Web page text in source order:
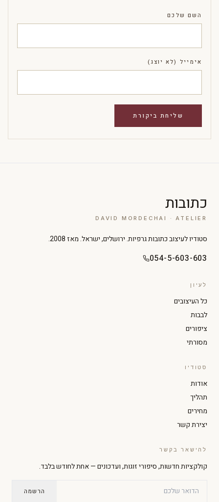
השם שלכם
אימייל (לא יוצג)
כתובות
DAVID MORDECHAI · ATELIER
סטודיו לעיצוב כתובות גרפיות. ירושלים, ישראל. מאז 2008.
054-5-603-603
לעיון
כל העיצובים
לבבות
ציפורים
מסורתי
סטודיו
אודות
תהליך
מחירים
יצירת קשר
להישאר בקשר
קולקציות חדשות, סיפורי זוגות, ועדכונים — אחת לחודש בלבד.
הרשמה